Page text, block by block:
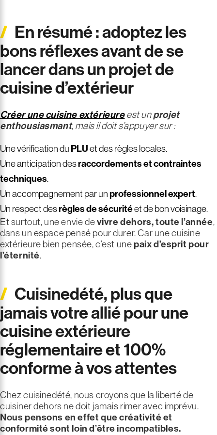
En résumé : adoptez les
bons réflexes avant de se
lancer dans un projet de
cuisine d’extérieur
Créer une cuisine extérieureest unprojet
enthousiasmant, mais il doit s’appuyer sur :
Une vérification du PLUet des règles locales.
Une anticipation desraccordements et contraintes
techniques.
Un accompagnement par unprofessionnel expert.
Un respect desrègles de sécuritéet de bon voisinage.
Et surtout, une envie devivre dehors, toute l’année,
dans un espace pensé pour durer. Car une cuisine
extérieure bien pensée, c’est unepaix d’esprit pour
l’éternité.
Cuisinedété, plus que
jamais votre allié pour une
cuisine extérieure
réglementaire et 100%
conforme à vos attentes
Chez cuisinedété, nous croyons que la liberté de
cuisiner dehors ne doit jamais rimer avec imprévu.
Nous pensons en effet que créativité et
conformité sont loin d’être incompatibles.